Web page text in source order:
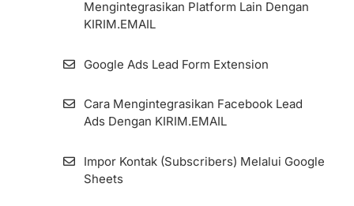
Mengintegrasikan Platform Lain Dengan
KIRIM.EMAIL
Google Ads Lead Form Extension
Cara Mengintegrasikan Facebook Lead
Ads Dengan KIRIM.EMAIL
Impor Kontak (Subscribers) Melalui Google
Sheets